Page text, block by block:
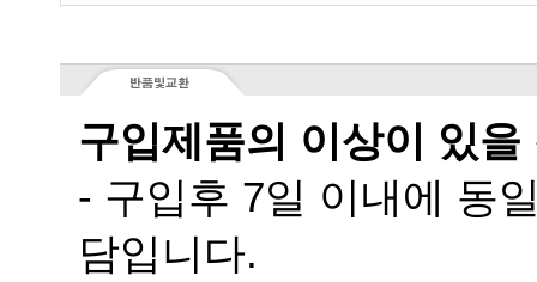
구입제품의 이상이 있을
담입니다.